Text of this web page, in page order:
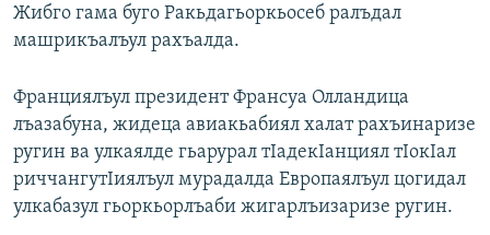
Все сайты РСЕ/РС
Жибго гама буго Ракьдагьоркьосеб ралъдал
машрикъалъул рахъалда.
Франциялъул президент Франсуа Олландица
лъазабуна, жидеца авиакьабиял халат рахъинаризе
ругин ва улкаялде гьарурал тIадекIанциял тIокIал
риччангутIиялъул мурадалда Европаялъул цогидал
улкабазул гьоркьорлъаби жигарлъизаризе ругин.